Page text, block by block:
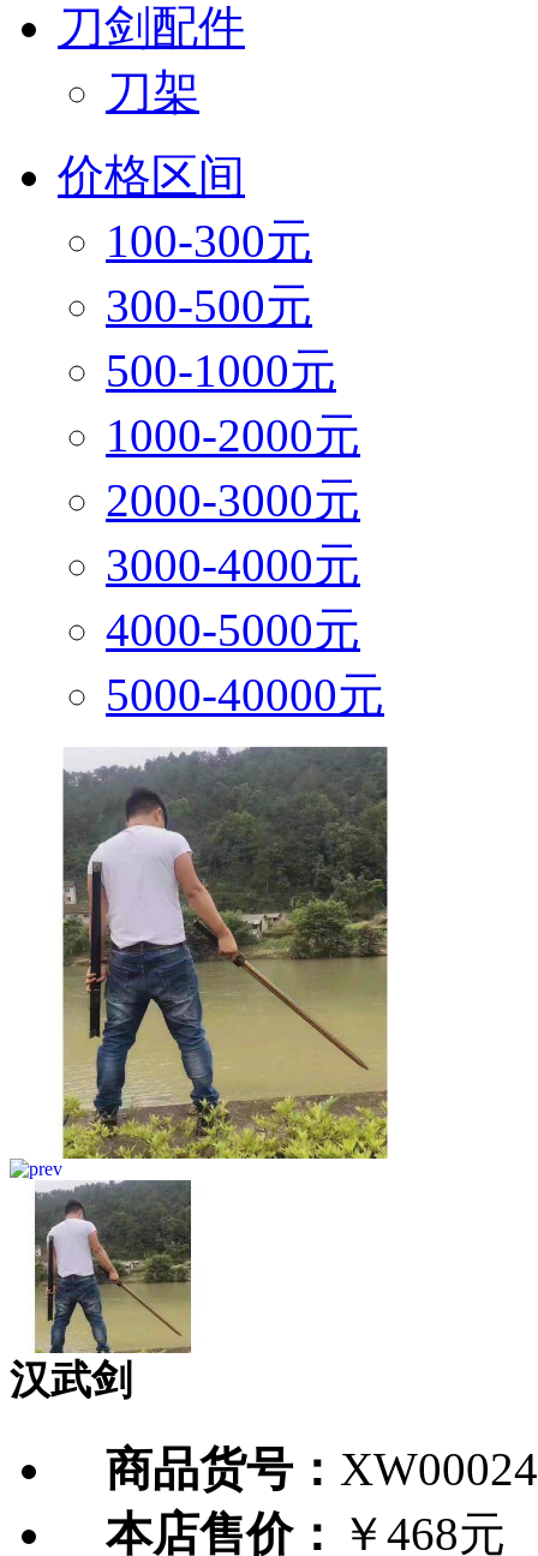
刀剑配件
刀架
价格区间
100-300元
300-500元
500-1000元
1000-2000元
2000-3000元
3000-4000元
4000-5000元
5000-40000元
汉武剑
商品货号：
本店售价： ￥468元